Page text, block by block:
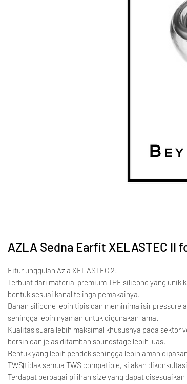
AZLA Sedna Earfit XELASTEC II
Fitur unggulan Azla XELASTEC 2:
Terbuat dari material premium TPE silicone yang unik
bentuk sesuai kanal telinga pemakainya.
Bahan silicone lebih tipis dan meminimalisir pressure
sehingga lebih nyaman untuk digunakan lama.
Kualitas suara lebih maksimal khususnya pada sektor
bersih dan jelas ditambah soundstage lebih luas.
Bentuk yang lebih pendek sehingga lebih aman
TWS(tidak semua TWS compatible, silakan
Terdapat berbagai pilihan size yang dapat